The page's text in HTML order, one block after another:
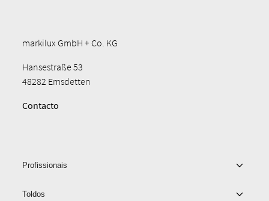
markilux GmbH + Co. KG
Hansestraße 53
48282 Emsdetten
Contacto
Profissionais
Toldos